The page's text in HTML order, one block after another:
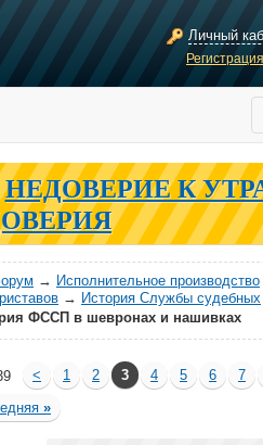
Личный
НЕДОВЕРИЕ К
→ Исполнительное производство
→ История Службы судебных
ФССП в шевронах и нашивках
< 1 2 3 4 5 6
7
»